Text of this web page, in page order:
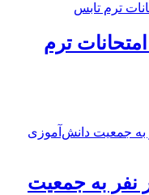
ترم
۱۲ هزار نفر به جمعیت